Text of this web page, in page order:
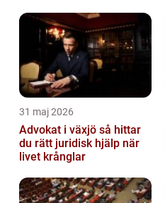
31 maj 2026
Advokat i växjö så hittar
du rätt juridisk hjälp när
livet krånglar